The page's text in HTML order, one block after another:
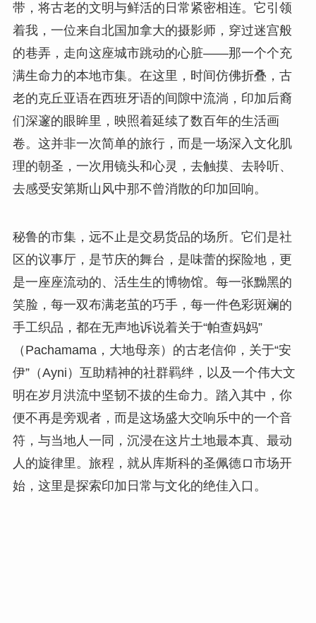
带，将古老的文明与鲜活的日常紧密相连。它引领
着我，一位来自北国加拿大的摄影师，穿过迷宫般
的巷弄，走向这座城市跳动的心脏——那一个个充
满生命力的本地市集。在这里，时间仿佛折叠，古
老的克丘亚语在西班牙语的间隙中流淌，印加后裔
们深邃的眼眸里，映照着延续了数百年的生活画
卷。这并非一次简单的旅行，而是一场深入文化肌
理的朝圣，一次用镜头和心灵，去触摸、去聆听、
去感受安第斯山风中那不曾消散的印加回响。
秘鲁的市集，远不止是交易货品的场所。它们是社
区的议事厅，是节庆的舞台，是味蕾的探险地，更
是一座座流动的、活生生的博物馆。每一张黝黑的
笑脸，每一双布满老茧的巧手，每一件色彩斑斓的
手工织品，都在无声地诉说着关于“帕查妈妈”
（Pachamama，大地母亲）的古老信仰，关于“安
伊”（Ayni）互助精神的社群羁绊，以及一个伟大文
明在岁月洪流中坚韧不拔的生命力。踏入其中，你
便不再是旁观者，而是这场盛大交响乐中的一个音
符，与当地人一同，沉浸在这片土地最本真、最动
人的旋律里。旅程，就从库斯科的圣佩德ロ市场开
始，这里是探索印加日常与文化的绝佳入口。